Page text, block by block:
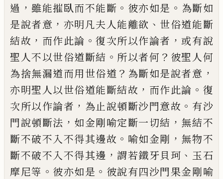
過 ，雖能摧臥而不能斷 。 彼亦如是 。 為斷如
是說者意 ， 亦明凡夫人能離欲 、 世俗道能斷
結故 ， 而作此論 。復次所以作論者 ， 或有說
聖人不以世俗道斷結 。 所以者何 ？ 彼聖人何
為捨無漏道而用世俗道 ？ 為斷如是說者意 ，
亦明聖人以世俗道能斷結故 ， 而作此論 。 復
次所以作論者 ， 為止說頓斷沙門意故 。 有沙
門說頓斷法 ， 如金剛喻定斷一切結 ， 無結不
斷不破不入不得其邊故 。 喻如金剛 ， 無物不
斷不破不入不得其邊 ，謂若鐵牙貝 珂 、 玉石
摩尼等 。 彼亦如是 。 彼說有四沙門果金剛喻